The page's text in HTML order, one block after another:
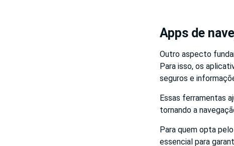
Apps de
Outro aspecto
Para isso, os
seguros e
Essas ferramentas
tornando a
Para quem opta pelo
essencial para